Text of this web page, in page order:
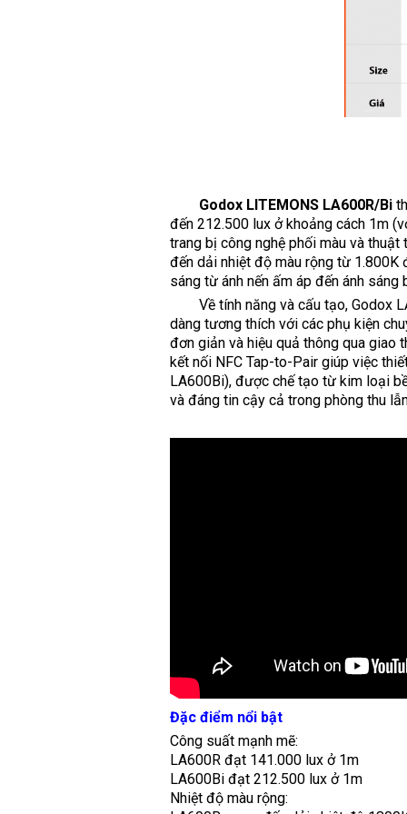
Godox LITEMONS LA600R/Bi
đến 212.500 lux ở khoảng cách 1m
trang bị công nghệ phối màu và thuật
đến dải nhiệt độ màu rộng từ 1.800K
sáng từ ánh nến ấm áp đến ánh
Về tính năng và cấu tạo, Godox
dàng tương thích với các phụ kiện
đơn giản và hiệu quả thông qua giao
kết nối NFC Tap-to-Pair giúp việc
LA600Bi), được chế tạo từ kim loại
và đáng tin cậy cả trong phòng thu
Đặc điểm nổi bật
Công suất mạnh mẽ:
LA600R đạt 141.000 lux ở 1m
LA600Bi đạt 212.500 lux ở 1m
Nhiệt độ màu rộng: